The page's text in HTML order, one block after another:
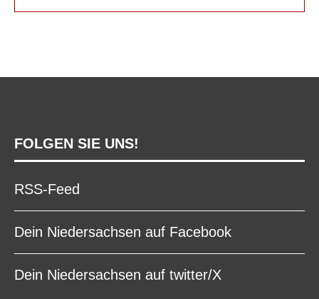
FOLGEN SIE UNS!
RSS-Feed
Dein Niedersachsen auf Facebook
Dein Niedersachsen auf twitter/X